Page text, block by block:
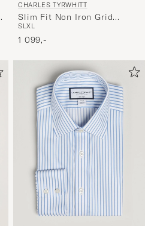
CHARLES TYRWHITT
Slim Fit Non Iron Grid
Check Shirt Royal Blue
SLXL
1 099,-